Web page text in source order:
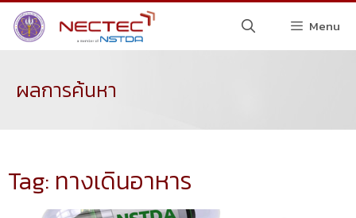
Menu
ผลการค้นหา
Tag: ทางเดินอาหาร